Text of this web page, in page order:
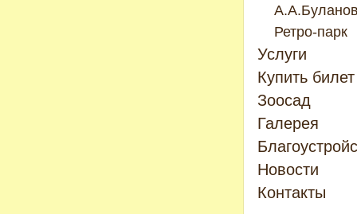
Ретро-парк
Услуги
Купить билет
Зоосад
Галерея
Новости
Контакты